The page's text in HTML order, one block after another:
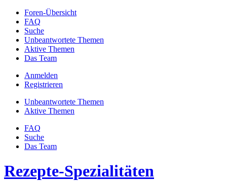
Foren-Übersicht
FAQ
Suche
Unbeantwortete Themen
Aktive Themen
Das Team
Anmelden
Registrieren
Unbeantwortete Themen
Aktive Themen
FAQ
Suche
Das Team
Rezepte-Spezialitäten